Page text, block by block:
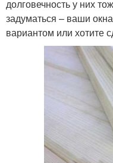
долговечность у них
задуматься – ваши
вариантом или хотите